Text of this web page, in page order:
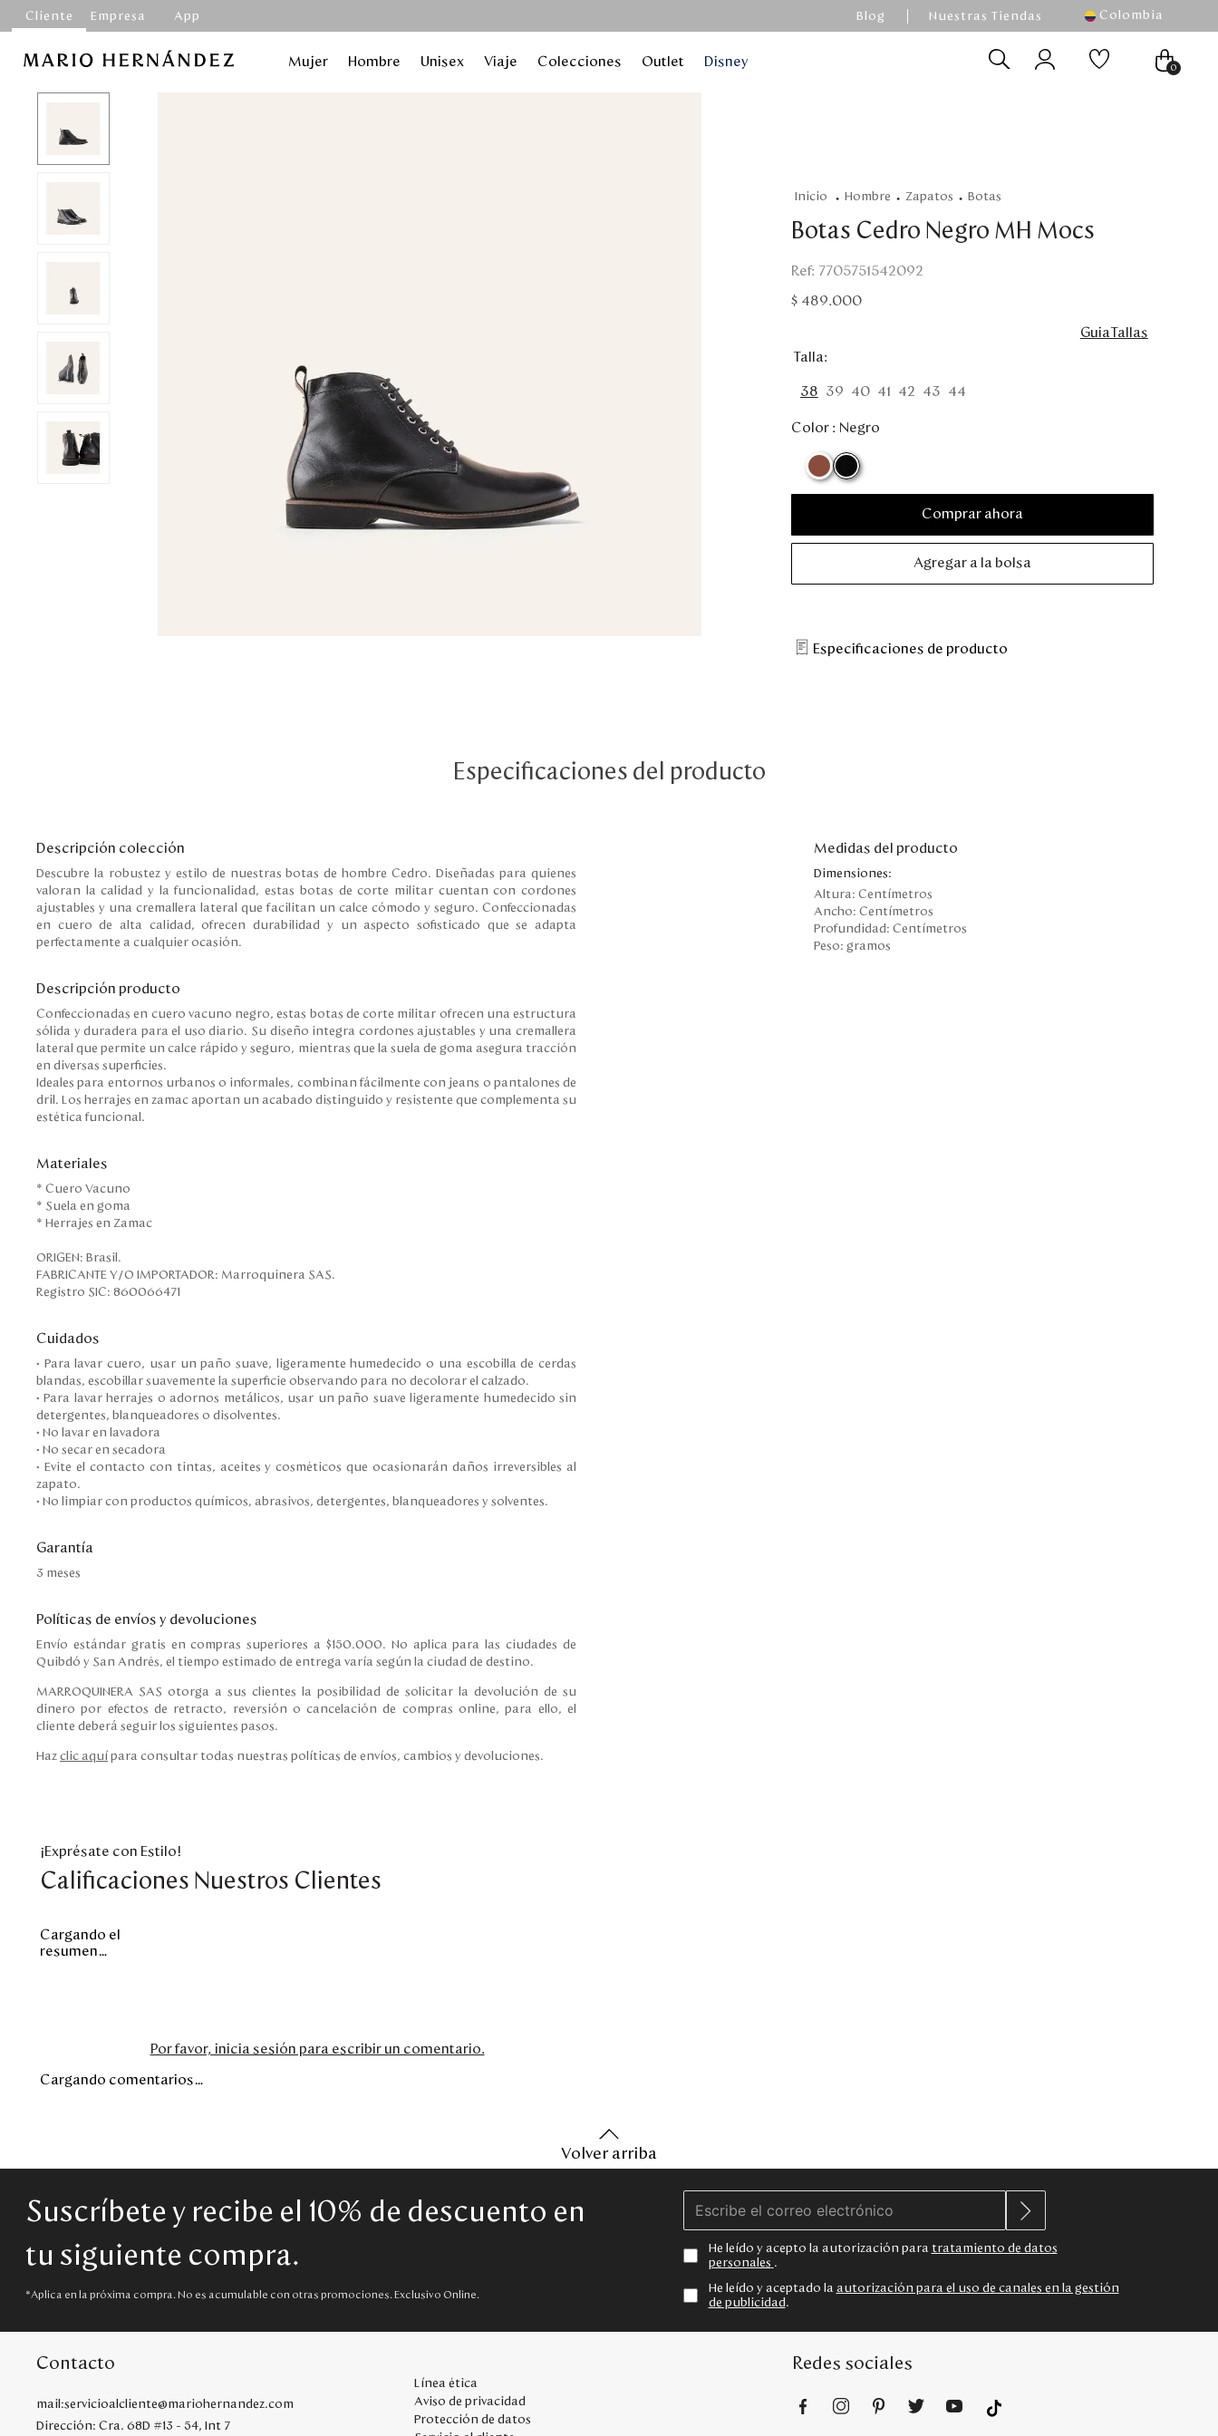
Cliente Empresa App Blog Nuestras Tiendas Colombia
Mujer Hombre Unisex Viaje Colecciones Outlet Disney 0
hombre zapatos botas
Botas Cedro Negro MH Mocs
: 7705751542092
$ 489.000
GuiaTallas
Talla
38 39 40 41 42 43 44
Color : Negro
Comprar ahora
Agregar a la bolsa
Especificaciones de producto
Especificaciones del producto
Descripción colección
Descubre la robustez y estilo de nuestras botas de hombre Cedro. Diseñadas para quienes
valoran la calidad y la funcionalidad, estas botas de corte militar cuentan con cordones
ajustables y una cremallera lateral que facilitan un calce cómodo y seguro. Confeccionadas
en cuero de alta calidad, ofrecen durabilidad y un aspecto sofisticado que se adapta
perfectamente a cualquier ocasión.
Descripción producto
Confeccionadas en cuero vacuno negro, estas botas de corte militar ofrecen una estructura
sólida y duradera para el uso diario. Su diseño integra cordones ajustables y una cremallera
lateral que permite un calce rápido y seguro, mientras que la suela de goma asegura tracción
en diversas superficies.
Ideales para entornos urbanos o informales, combinan fácilmente con jeans o pantalones de
dril. Los herrajes en zamac aportan un acabado distinguido y resistente que complementa su
estética funcional.
Materiales
* Cuero Vacuno
* Suela en goma
* Herrajes en Zamac
ORIGEN: Brasil.
FABRICANTE Y/O IMPORTADOR: Marroquinera SAS.
Registro SIC: 860066471
Cuidados
• Para lavar cuero, usar un paño suave, ligeramente humedecido o una escobilla de cerdas
blandas, escobillar suavemente la superficie observando para no decolorar el calzado.
• Para lavar herrajes o adornos metálicos, usar un paño suave ligeramente humedecido sin
detergentes, blanqueadores o disolventes.
• No lavar en lavadora
• No secar en secadora
• Evite el contacto con tintas, aceites y cosméticos que ocasionarán daños irreversibles al
zapato.
• No limpiar con productos químicos, abrasivos, detergentes, blanqueadores y solventes.
Garantía
3 meses
Políticas de envíos y devoluciones
Envío estándar gratis en compras superiores a $150.000. No aplica para las ciudades de
Quibdó y San Andrés, el tiempo estimado de entrega varía según la ciudad de destino.
MARROQUINERA SAS otorga a sus clientes la posibilidad de solicitar la devolución de su
dinero por efectos de retracto, reversión o cancelación de compras online, para ello, el
cliente deberá seguir los siguientes pasos.
Haz clic aquí para consultar todas nuestras políticas de envíos, cambios y devoluciones.
Medidas del producto
Dimensiones:
Altura:Centímetros
Ancho:Centímetros
Profundidad:Centímetros
Peso:gramos
¡Exprésate con Estilo!
Calificaciones Nuestros Clientes
Cargando el
resumen…
Por favor, inicia sesión para escribir un comentario.
Cargando comentarios…
Volver arriba
Suscríbete y recibe el 10% de descuento en
tu siguiente compra.
*Aplica en la próxima compra. No es acumulable con otras promociones. Exclusivo Online.
He leído y acepto la autorización para tratamiento de datos
personales .
He leído y aceptado la autorización para el uso de canales en la gestión
de publicidad .
Contacto
mail:servicioalcliente@mariohernandez.com
Dirección: Cra. 68D #13 - 54, Int 7
Línea ética
Aviso de privacidad
Protección de datos
Redes sociales